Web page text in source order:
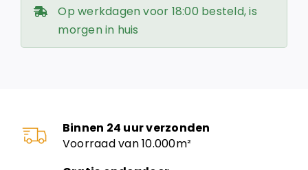
Op werkdagen voor 18:00 besteld, is
morgen in huis
Binnen 24 uur verzonden
Voorraad van 10.000m²